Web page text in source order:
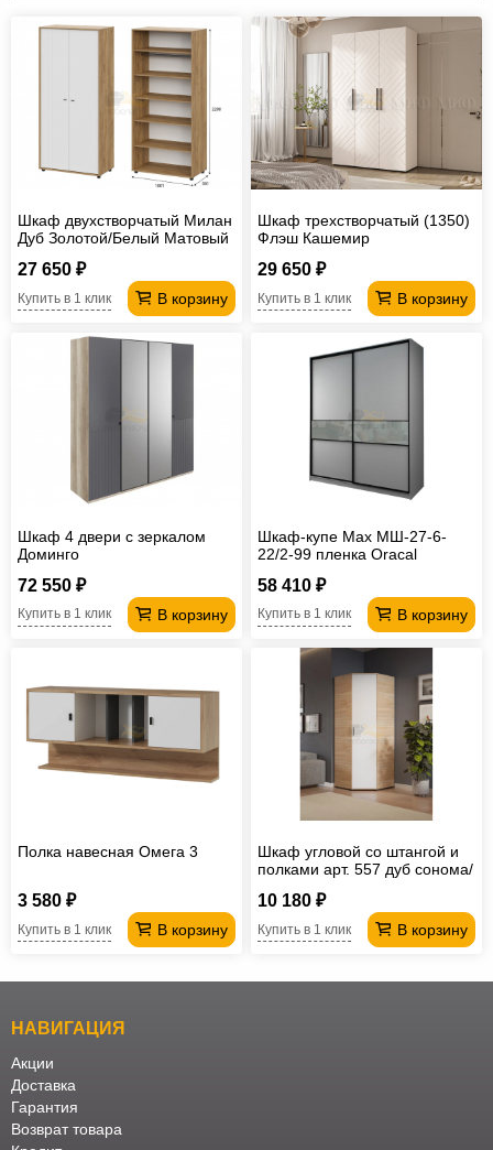
Шкаф двухстворчатый Милан
Дуб Золотой/Белый Матовый
27 650 ₽
В корзину
Купить в 1 клик
Шкаф трехстворчатый (1350)
Флэш Кашемир
29 650 ₽
В корзину
Купить в 1 клик
Шкаф 4 двери с зеркалом
Доминго
72 550 ₽
В корзину
Купить в 1 клик
Шкаф-купе Max МШ-27-6-
22/2-99 пленка Oracal
58 410 ₽
В корзину
Купить в 1 клик
Полка навесная Омега 3
3 580 ₽
В корзину
Купить в 1 клик
Шкаф угловой со штангой и
полками арт. 557 дуб сонома/
10 180 ₽
В корзину
Купить в 1 клик
НАВИГАЦИЯ
Акции
Доставка
Гарантия
Возврат товара